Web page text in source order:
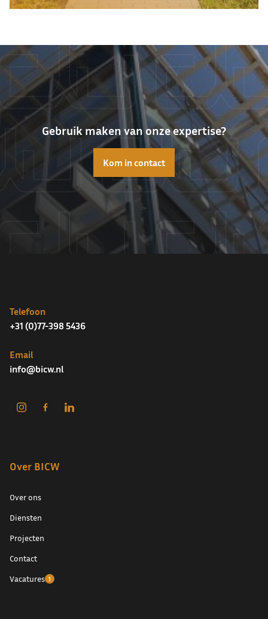
Gebruik maken van onze expertise?
Kom in contact
Telefoon
+31 (0)77-398 5436
Email
info@bicw.nl
Over BICW
Over ons
Diensten
Projecten
Contact
Vacatures 1